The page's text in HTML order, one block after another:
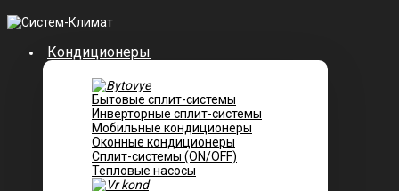
Кондиционеры
Бытовые сплит-системы
Инверторные сплит-системы
Мобильные кондиционеры
Оконные кондиционеры
Сплит-системы (ON/OFF)
Тепловые насосы